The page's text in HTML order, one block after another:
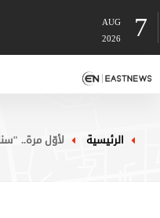
7
AUG
2026
لأوّل مرة.. الرئيسية